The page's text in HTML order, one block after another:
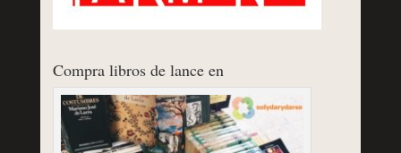
Compra libros de lance en